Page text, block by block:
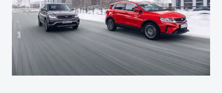
Автокредит
Трейд-ин
Расчет КАСКО
ПОДДЕРЖКА
Гарантия Belgee
Belgee Клуб
О дилерском центре
Правовая информация